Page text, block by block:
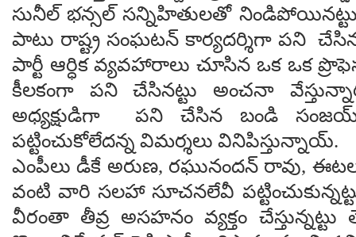
సునీల్ భ‌న్స‌ల్ స‌న్నిహితుల‌తో
పాటు రాష్ట్ర సంఘ‌ట‌న్ కార్య‌ద‌ర్శిగా ప‌ని
పార్టీ ఆర్ధిక వ్య‌వ‌హారాలు చూసిన ఒక ఒక
కీల‌కంగా ప‌ని చేసిన‌ట్టు అంచ‌నా
అధ్య‌క్షుడిగా ప‌ని చేసిన బండి
ప‌ట్టించుకోలేద‌న్న విమ‌ర్శ‌లు వినిపిస్తున్నాయ్.
ఎంపీలు డీకే అరుణ‌, ర‌ఘునంద‌న్ రావు,
వంటి వారి స‌ల‌హా సూచ‌న‌లేవీ
వీరంతా తీవ్ర అస‌హ‌నం వ్య‌క్తం చేస్తున్న‌ట్టు